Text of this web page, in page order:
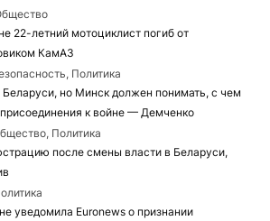
22-летний мотоциклист погиб от
КамАЗ
Политика
Беларуси, но Минск должен понимать, с чем
к войне — Демченко
Политика
после смены власти в Беларуси,
уведомила Euronews о признании